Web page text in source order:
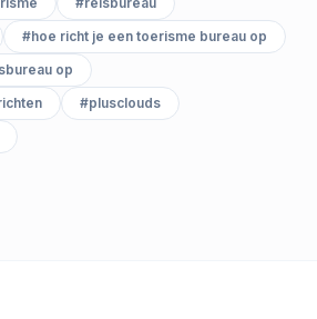
#hoe richt je een toerisme bureau op
op
#plusclouds